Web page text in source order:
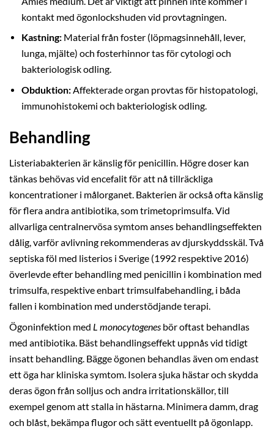
kontakt med ögonlockshuden vid provtagningen.
Kastning: Material från foster (löpmagsinnehåll, lever,
lunga, mjälte) och fosterhinnor tas för cytologi och
bakteriologisk odling.
Obduktion:Affekterade organ provtas för histopatologi,
immunohistokemi och bakteriologisk odling.
Behandling
Listeriabakterien är känslig för penicillin. Högre doser kan
tänkas behövas vid encefalit för att nå tillräckliga
koncentrationer i målorganet. Bakterien är också ofta känslig
för flera andra antibiotika, som trimetoprimsulfa. Vid
allvarliga centralnervösa symtom anses behandlingseffekten
dålig, varför avlivning rekommenderas av djurskyddsskäl. Två
septiska föl med listerios i Sverige (1992 respektive 2016)
överlevde efter behandling med penicillin i kombination med
trimsulfa, respektive enbart trimsulfabehandling, i båda
fallen i kombination med understödjande terapi.
Ögoninfektion med L monocytogenes bör oftast behandlas
med antibiotika. Bäst behandlingseffekt uppnås vid tidigt
insatt behandling. Bägge ögonen behandlas även om endast
ett öga har kliniska symtom. Isolera sjuka hästar och skydda
deras ögon från solljus och andra irritationskällor, till
exempel genom att stalla in hästarna. Minimera damm, drag
och blåst, bekämpa flugor och sätt eventuellt på ögonlapp.